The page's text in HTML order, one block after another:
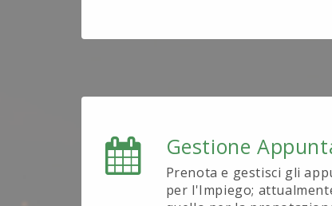
Gestione
Prenota e gestisci gli
per l'Impiego;